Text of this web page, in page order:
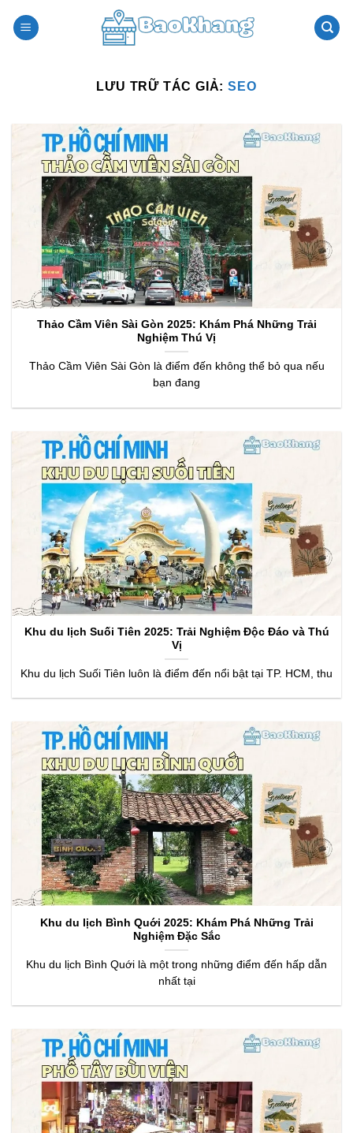
qua
LƯU TRỮ TÁC GIẢ:SEO
Thảo Cầm Viên Sài Gòn 2025: Khám Phá Những Trải
Nghiệm Thú Vị
Thảo Cầm Viên Sài Gòn là điểm đến không thể bỏ qua nếu
bạn đang
Khu du lịch Suối Tiên 2025: Trải Nghiệm Độc Đáo và Thú
Vị
Khu du lịch Suối Tiên luôn là điểm đến nổi bật tại TP. HCM, thu
Khu du lịch Bình Quới 2025: Khám Phá Những Trải
Nghiệm Đặc Sắc
Khu du lịch Bình Quới là một trong những điểm đến hấp dẫn
nhất tại